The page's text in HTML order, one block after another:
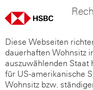
Diese Webseiten
dauerhaften Wohnsitz
auszuwählenden Staat
für US-amerikanische
Wohnsitz bzw.